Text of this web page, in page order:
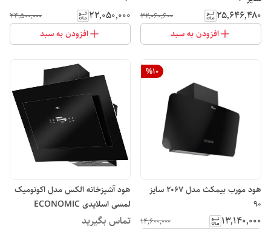
۲۵٬۶۴۶٬۴۸۰ ۳۲٬۰۶۰٬۶۰۰
افزودن به سبد
۲۲٬۰۵۰٬۰۰۰ ۲۴٬۵۰۰٬۰۰۰
افزودن به سبد
%10
هود مورب بیمکث مدل 2067 سایز
90
۱۳٬۱۴۰٬۰۰۰ ۱۴٬۶۰۰٬۰۰۰
هود آشپزخانه الکس مدل اکونومیک
لمسی اسلایدی ECONOMIC
AX602
تماس بگیرید